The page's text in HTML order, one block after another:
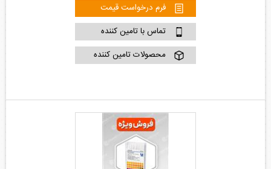
فرم درخواست قیمت
تماس با تامین کننده
محصولات تامین کننده